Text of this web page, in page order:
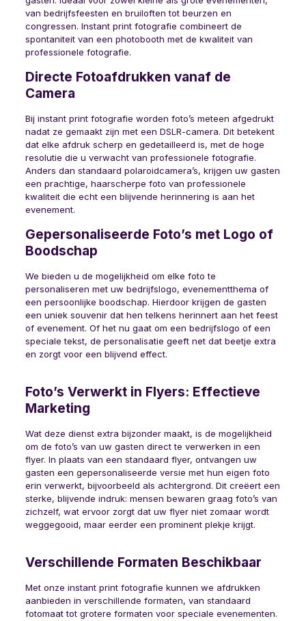
van bedrijfsfeesten en bruiloften tot beurzen en
congressen. Instant print fotografie combineert de
spontaniteit van een photobooth met de kwaliteit van
professionele fotografie.
Directe Fotoafdrukken vanaf de
Camera
Bij instant print fotografie worden foto’s meteen afgedrukt
nadat ze gemaakt zijn met een DSLR-camera. Dit betekent
dat elke afdruk scherp en gedetailleerd is, met de hoge
resolutie die u verwacht van professionele fotografie.
Anders dan standaard polaroidcamera’s, krijgen uw gasten
een prachtige, haarscherpe foto van professionele
kwaliteit die echt een blijvende herinnering is aan het
evenement.
Gepersonaliseerde Foto’s met Logo of
Boodschap
We bieden u de mogelijkheid om elke foto te
personaliseren met uw bedrijfslogo, evenementthema of
een persoonlijke boodschap. Hierdoor krijgen de gasten
een uniek souvenir dat hen telkens herinnert aan het feest
of evenement. Of het nu gaat om een bedrijfslogo of een
speciale tekst, de personalisatie geeft net dat beetje extra
en zorgt voor een blijvend effect.
Foto’s Verwerkt in Flyers: Effectieve
Marketing
Wat deze dienst extra bijzonder maakt, is de mogelijkheid
om de foto’s van uw gasten direct te verwerken in een
flyer. In plaats van een standaard flyer, ontvangen uw
gasten een gepersonaliseerde versie met hun eigen foto
erin verwerkt, bijvoorbeeld als achtergrond. Dit creëert een
sterke, blijvende indruk: mensen bewaren graag foto’s van
zichzelf, wat ervoor zorgt dat uw flyer niet zomaar wordt
weggegooid, maar eerder een prominent plekje krijgt.
Verschillende Formaten Beschikbaar
Met onze instant print fotografie kunnen we afdrukken
aanbieden in verschillende formaten, van standaard
fotomaat tot grotere formaten voor speciale evenementen.